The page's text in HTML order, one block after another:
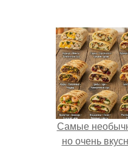
Самые
но очень